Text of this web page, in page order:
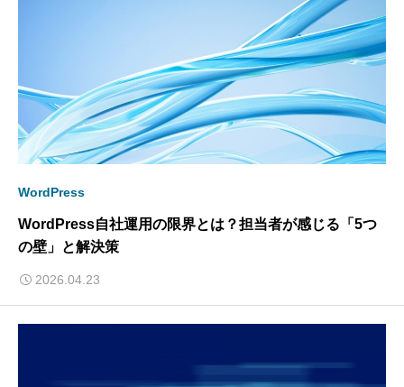
WordPress
WordPress自社運用の限界とは？担当者が感じる「5つ
の壁」と解決策
2026.04.23